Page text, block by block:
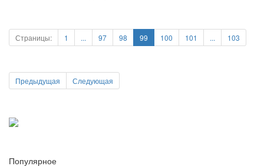
Страницы: 1 ... 97 98 99 100 101 ... 103
Предыдущая Следующая